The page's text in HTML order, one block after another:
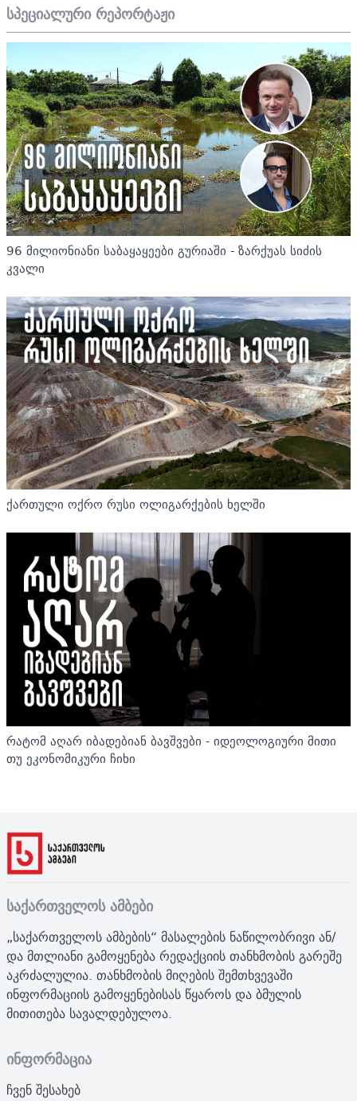
სპეციალური რეპორტაჟი
96 მილიონიანი საბაყაყეები გურიაში - ზარქუას სიძის
კვალი
ქართული ოქრო რუსი ოლიგარქების ხელში
რატომ აღარ იბადებიან ბავშვები - იდეოლოგიური მითი
თუ ეკონომიკური ჩიხი
საქართველოს ამბები
„საქართველოს ამბების“ მასალების ნაწილობრივი ან/
და მთლიანი გამოყენება რედაქციის თანხმობის გარეშე
აკრძალულია. თანხმობის მიღების შემთხვევაში
ინფორმაციის გამოყენებისას წყაროს და ბმულის
მითითება სავალდებულოა.
ინფორმაცია
ჩვენ შესახებ